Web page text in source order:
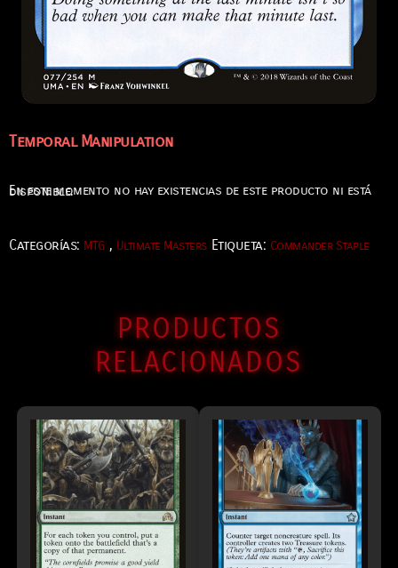
Temporal Manipulation
En este momento no hay existencias de este producto ni está disponible.
Categorías: MTG , Ultimate Masters Etiqueta: Commander Staple
PRODUCTOS
RELACIONADOS